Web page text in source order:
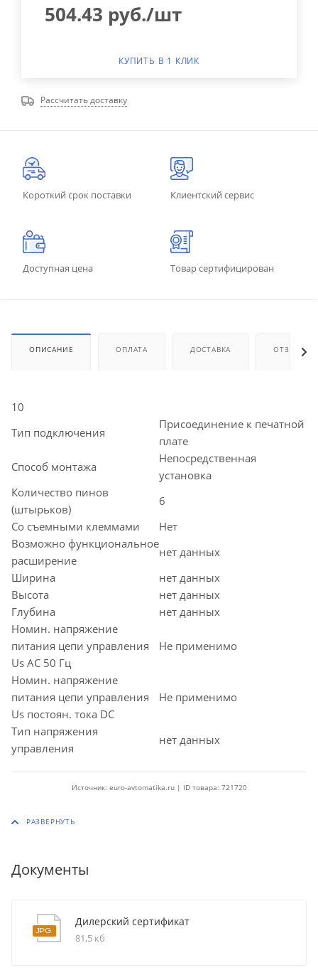
504.43 руб./шт
КУПИТЬ В 1 КЛИК
Рассчитать доставку
Короткий срок поставки Клиентский сервис
Доступная цена Товар сертифицирован
ОПИСАНИЕ ОПЛАТА ДОСТАВКА ОТЗЫВЫ
10
Тип подключения
Присоединение к печатной
плате
Способ монтажа
Непосредственная
установка
Количество пинов
(штырьков)
6
Со съемными клеммами
Нет
Возможно функциональное
расширение
нет данных
Ширина
нет данных
Высота
нет данных
Глубина
нет данных
Номин. напряжение
питания цепи управления
Us AC 50 Гц
Не применимо
Номин. напряжение
питания цепи управления
Us постоян. тока DC
Не применимо
Тип напряжения
управления
нет данных
Источник: euro-avtomatika.ru | ID товара: 721720
Документы
Дилерский сертификат
81,5 кб